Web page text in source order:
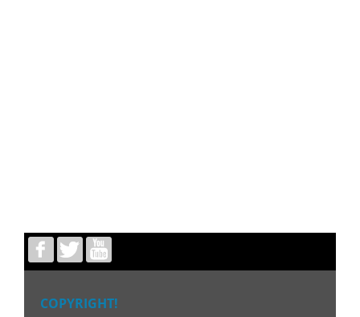
COPYRIGHT!